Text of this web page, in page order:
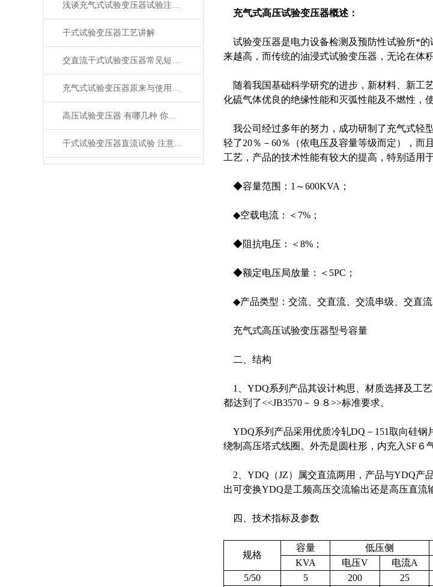
浅谈充气式试验变压器试验注意事项
干式试验变压器工艺讲解
交直流干式试验变压器常见短路损坏的原因及解决方法
充气式试验变压器原来与使用方法
高压试验变压器 有哪几种 你知道吗
干式试验变压器直流试验 注意事项：
充气式高压试验变压器概述：
试验变压器是电力设备检测及预防性试验所*的
来越高，而传统的油浸式试验变压器，无论在体
随着我国基础科学研究的进步，新材料、新工
化硫气体优良的绝缘性能和灭弧性能及不燃性，
我公司经过多年的努力，成功研制了充气式轻
轻了20％－60％（依电压及容量等级而定），
工艺，产品的技术性能有较大的提高，特别适用
◆容量范围：1～600KVA；
◆空载电流：＜7%；
◆阻抗电压：＜8%；
◆额定电压局放量：＜5PC；
◆产品类型：交流、交直流、交流串级、交直
充气式高压试验变压器型号容量
二、结构
1、YDQ系列产品其设计构思、材质选择及工
都达到了<<JB3570－９８>>标准要求。
YDQ系列产品采用优质冷轧DQ－151取向硅钢
绕制高压塔式线圈。外壳是圆柱形，内充入SF６
2、YDQ（JZ）属交直流两用，产品与YDQ产
出可变换YDQ是工频高压交流输出还是高压直流
四、技术指标及参数
规格
容量 低压侧
KVA 电压V 电流A
5/50
5 200 25